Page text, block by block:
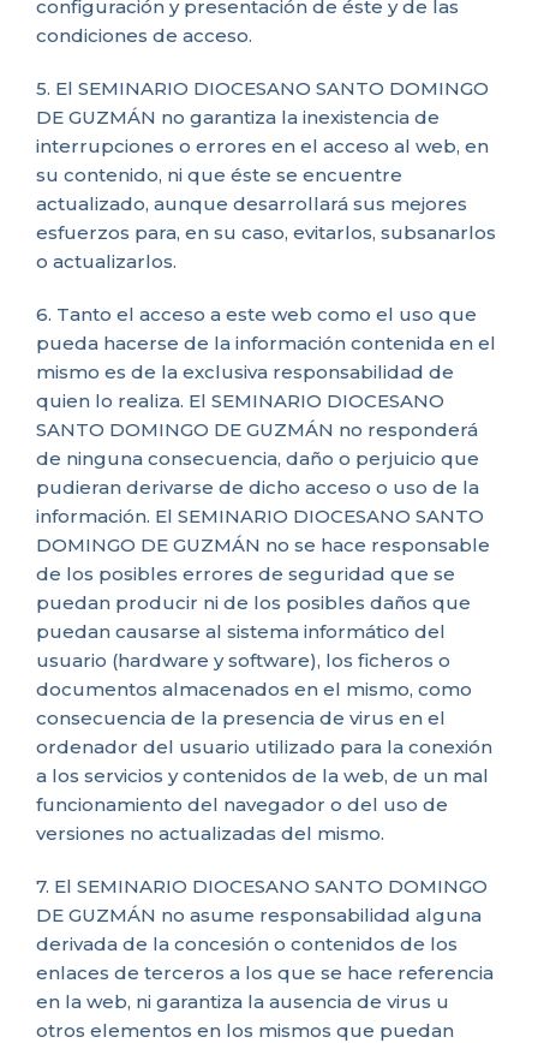
configuración y presentación de éste y de las
condiciones de acceso.
5. El SEMINARIO DIOCESANO SANTO DOMINGO
DE GUZMÁN no garantiza la inexistencia de
interrupciones o errores en el acceso al web, en
su contenido, ni que éste se encuentre
actualizado, aunque desarrollará sus mejores
esfuerzos para, en su caso, evitarlos, subsanarlos
o actualizarlos.
6. Tanto el acceso a este web como el uso que
pueda hacerse de la información contenida en el
mismo es de la exclusiva responsabilidad de
quien lo realiza. El SEMINARIO DIOCESANO
SANTO DOMINGO DE GUZMÁN no responderá
de ninguna consecuencia, daño o perjuicio que
pudieran derivarse de dicho acceso o uso de la
información. El SEMINARIO DIOCESANO SANTO
DOMINGO DE GUZMÁN no se hace responsable
de los posibles errores de seguridad que se
puedan producir ni de los posibles daños que
puedan causarse al sistema informático del
usuario (hardware y software), los ficheros o
documentos almacenados en el mismo, como
consecuencia de la presencia de virus en el
ordenador del usuario utilizado para la conexión
a los servicios y contenidos de la web, de un mal
funcionamiento del navegador o del uso de
versiones no actualizadas del mismo.
7. El SEMINARIO DIOCESANO SANTO DOMINGO
DE GUZMÁN no asume responsabilidad alguna
derivada de la concesión o contenidos de los
enlaces de terceros a los que se hace referencia
en la web, ni garantiza la ausencia de virus u
otros elementos en los mismos que puedan